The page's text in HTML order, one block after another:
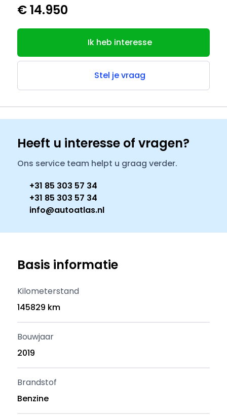
€ 14.950
Ik heb interesse
Stel je vraag
Heeft u interesse of vragen?
Ons service team helpt u graag verder.
+31 85 303 57 34
+31 85 303 57 34
info@autoatlas.nl
Basis informatie
Kilometerstand
145829 km
Bouwjaar
2019
Brandstof
Benzine